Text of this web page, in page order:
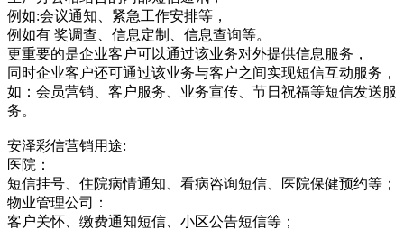
例如:会议通知、紧急工作安排等，
例如有 奖调查、信息定制、信息查询等。
更重要的是企业客户可以通过该业务对外提供信息服务，
同时企业客户还可通过该业务与客户之间实现短信互动服务，
如：会员营销、客户服务、业务宣传、节日祝福等短信发送服
务。
安泽彩信营销用途:
医院：
短信挂号、住院病情通知、看病咨询短信、医院保健预约等；
物业管理公司：
客户关怀、缴费通知短信、小区公告短信等；